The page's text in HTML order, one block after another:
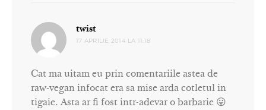
twist
17 APRILIE 2014 LA 11:18
Cat ma uitam eu prin comentariile astea de
raw-vegan infocat era sa mise arda cotletul in
tigaie. Asta ar fi fost intr-adevar o barbarie 😛